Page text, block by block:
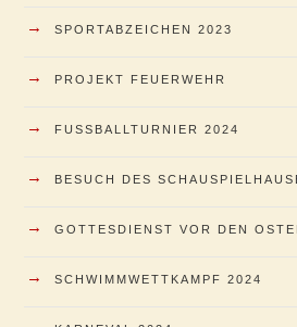
→ SPORTABZEICHEN 2023
→ PROJEKT FEUERWEHR
→ FUSSBALLTURNIER 2024
→ BESUCH DES
→ GOTTESDIENST VOR DEN
→ SCHWIMMWETTKAMPF 2024